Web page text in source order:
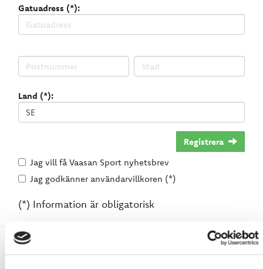
Gatuadress (*):
Land (*):
Registrera
Jag vill få Vaasan Sport nyhetsbrev
Jag godkänner användarvillkoren (*)
(*) Information är obligatorisk